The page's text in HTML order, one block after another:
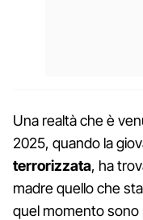
Una realtà che è
2025, quando la
terrorizzata, ha
madre quello che
quel momento